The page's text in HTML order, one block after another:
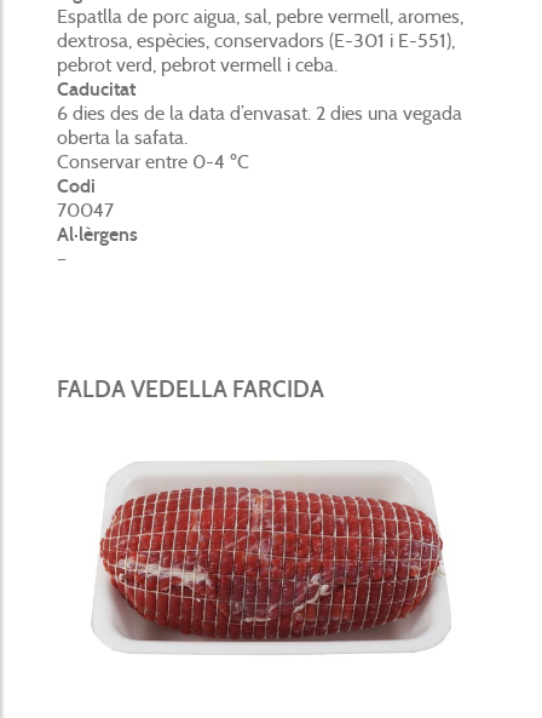
Espatlla de porc aigua, sal, pebre vermell, aromes,
dextrosa, espècies, conservadors (E-301 i E-551),
pebrot verd, pebrot vermell i ceba.
Caducitat
6 dies des de la data d’envasat. 2 dies una vegada
oberta la safata.
Conservar entre 0-4 ºC
Codi
70047
Al·lèrgens
–
FALDA VEDELLA FARCIDA